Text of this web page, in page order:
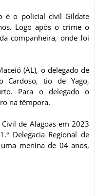
é o policial civil Gildate
Logo após o crime o
companheira, onde foi
(AL), o delegado de
Cardoso, tio de Yago,
Para o delegado o
na têmpora.
de Alagoas em 2023
Delegacia Regional de
menina de 04 anos,